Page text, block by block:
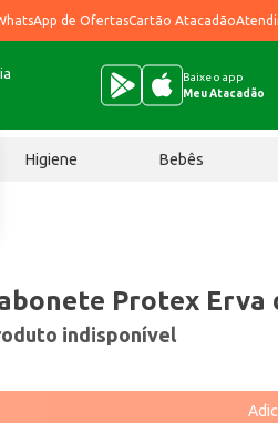
de OfertasCartão Atacadão
Baixe o app
Meu Atacadão
Higiene Bebês
Protex Erva
indisponível